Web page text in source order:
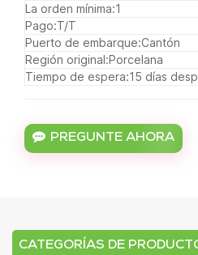
La orden mínima:1
Pago:T/T
Puerto de embarque:Cantón
Región original:Porcelana
Tiempo de espera:15 días
PREGUNTE AHORA
CATEGORÍAS DE